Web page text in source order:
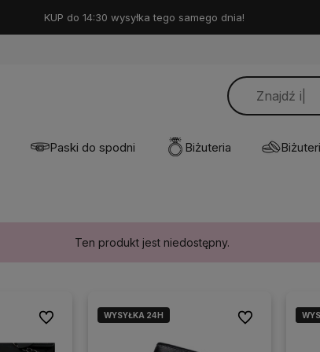
KUP do 14:30 wysyłka tego samego dnia!
Paski do spodni Biżuteria
Ten produkt jest niedostępny.
Do ulubionychWYSYŁKA 24H Do ulubionych